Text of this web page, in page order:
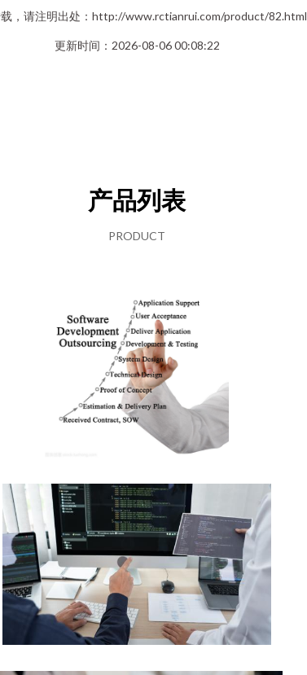
，请注明出处：http://www.rctianrui.com/product/82.html
更新时间：2026-08-06 00:08:22
产品列表
PRODUCT